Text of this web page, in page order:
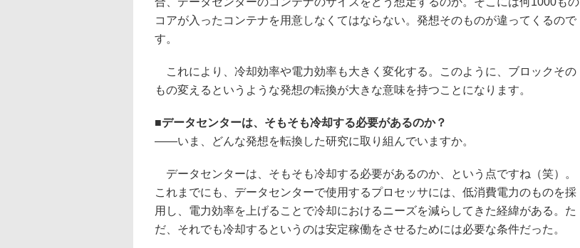
コアが入ったコンテナを用意しなくてはならない。発想そのものが違ってくるので
す。
これにより、冷却効率や電力効率も大きく変化する。このように、ブロックその
もの変えるというような発想の転換が大きな意味を持つことになります。
■データセンターは、そもそも冷却する必要があるのか？
――いま、どんな発想を転換した研究に取り組んでいますか。
データセンターは、そもそも冷却する必要があるのか、という点ですね（笑）。
これまでにも、データセンターで使用するプロセッサには、低消費電力のものを採
用し、電力効率を上げることで冷却におけるニーズを減らしてきた経緯がある。た
だ、それでも冷却するというのは安定稼働をさせるためには必要な条件だった。